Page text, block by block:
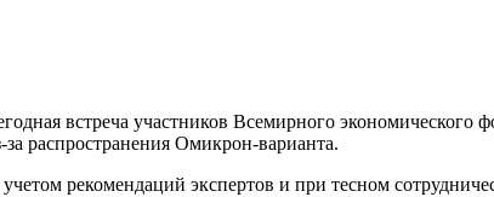
встреча участников Всемирного экономического
за распространения Омикрон-варианта.
рекомендаций экспертов и при тесном